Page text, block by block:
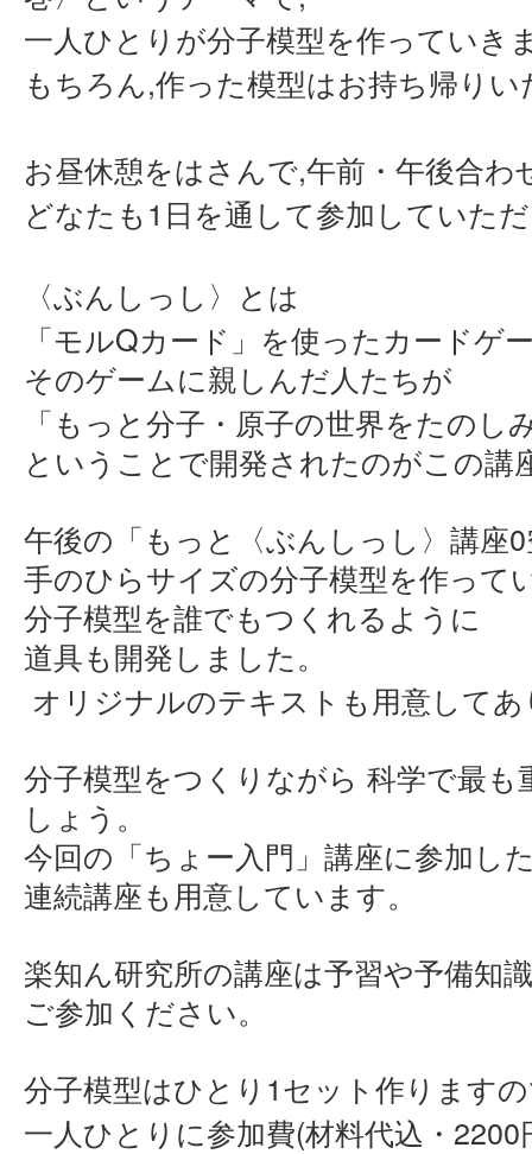
一人ひとりが分子模型を作っていき
もちろん,作った模型はお持ち帰り
お昼休憩をはさんで,午前・午後合
どなたも1日を通して参加していた
〈ぶんしっし〉とは
「モルQカード」を使ったカードゲ
そのゲームに親しんだ人たちが
「もっと分子・原子の世界をたのし
ということで開発されたのがこの講
午後の「もっと〈ぶんしっし〉講座0
手のひらサイズの分子模型を作って
分子模型を誰でもつくれるように
道具も開発しました。
オリジナルのテキストも用意してあ
分子模型をつくりながら 科学で最
しょう。
今回の「ちょー入門」講座に参加し
連続講座も用意しています。
楽知ん研究所の講座は予習や予備知
ご参加ください。
分子模型はひとり 1 セット作ります
一人ひとりに参加費(材料代込・ 2200